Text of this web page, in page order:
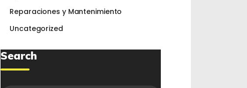
Reparaciones y Mantenimiento
Uncategorized
Search